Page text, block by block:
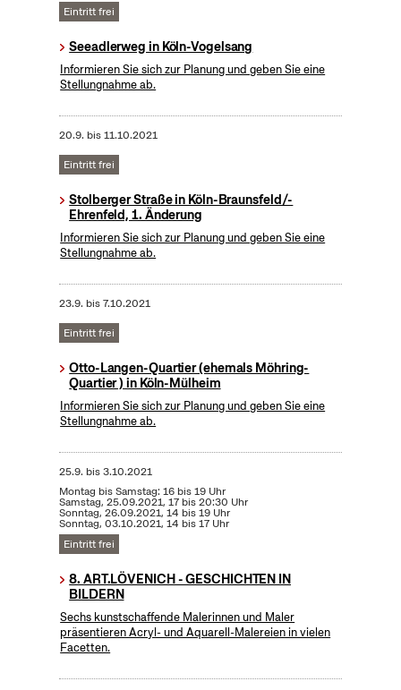
Eintritt frei
Seeadlerweg in Köln-Vogelsang
Informieren Sie sich zur Planung und geben Sie eine
Stellungnahme ab.
20.9. bis11.10.2021
Eintritt frei
Stolberger Straße in Köln-Braunsfeld/-
Ehrenfeld, 1. Änderung
Informieren Sie sich zur Planung und geben Sie eine
Stellungnahme ab.
23.9. bis7.10.2021
Eintritt frei
Otto-Langen-Quartier (ehemals Möhring-
Quartier ) in Köln-Mülheim
Informieren Sie sich zur Planung und geben Sie eine
Stellungnahme ab.
25.9. bis3.10.2021
Montag bis Samstag: 16 bis 19 Uhr
Samstag, 25.09.2021, 17 bis 20:30 Uhr
Sonntag, 26.09.2021, 14 bis 19 Uhr
Sonntag, 03.10.2021, 14 bis 17 Uhr
Eintritt frei
8. ART.LÖVENICH - GESCHICHTEN IN
BILDERN
Sechs kunstschaffende Malerinnen und Maler
präsentieren Acryl- und Aquarell-Malereien in vielen
Facetten.